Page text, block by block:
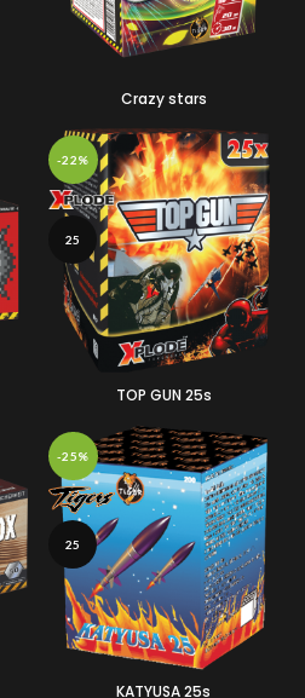
Crazy stars
-22%
25
TOP GUN 25s
-25%
25
KATYUSA 25s